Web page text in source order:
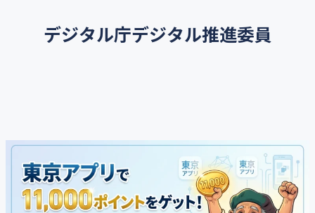
デジタル庁デジタル推進委員